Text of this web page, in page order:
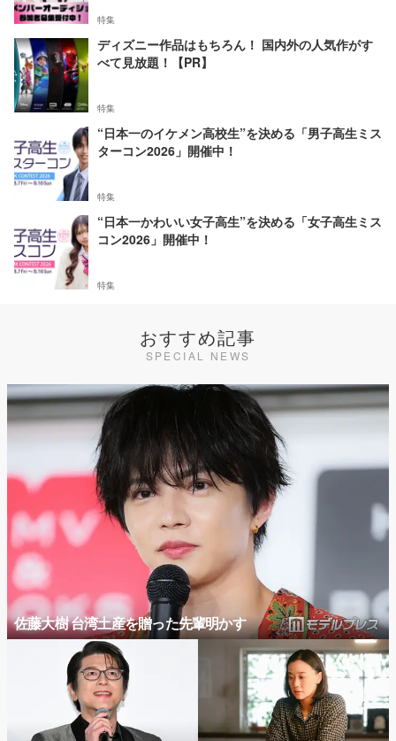
特集
ディズニー作品はもちろん！ 国内外の人気作がす
べて見放題！【PR】
特集
“日本一のイケメン高校生”を決める「男子高生ミス
ターコン2026」開催中！
特集
“日本一かわいい女子高生”を決める「女子高生ミス
コン2026」開催中！
特集
おすすめ記事
SPECIAL NEWS
佐藤大樹 台湾土産を贈った先輩明かす